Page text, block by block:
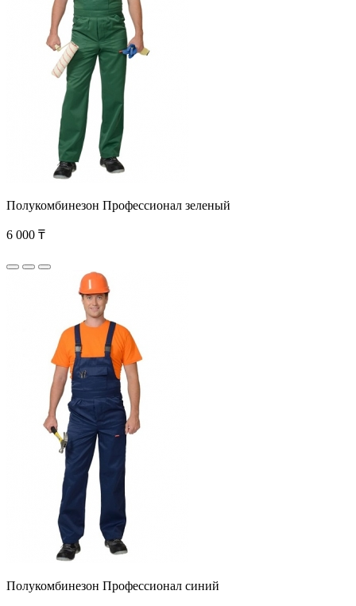
Полукомбинезон Профессионал зеленый
6 000 ₸
Полукомбинезон Профессионал синий